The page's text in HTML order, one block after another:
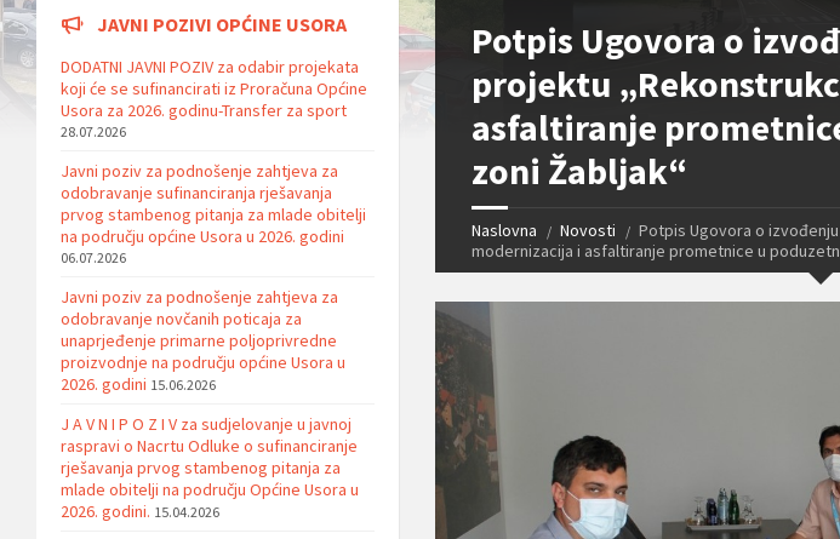
Potpis Ugovora o
projektu
asfaltiranje
zoni Žabljak“
Naslovna Novosti
Potpis Ugovora o
modernizacija i asfaltiranje prometnice u
JAVNI POZIVI OPĆINE USORA
DODATNI JAVNI POZIV za odabir projekata
koji će se sufinancirati iz Proračuna Općine
Usora za 2026. godinu-Transfer za sport
28.07.2026
Javni poziv za podnošenje zahtjeva za
odobravanje sufinanciranja rješavanja
prvog stambenog pitanja za mlade obitelji
na području općine Usora u 2026. godini
06.07.2026
Javni poziv za podnošenje zahtjeva za
odobravanje novčanih poticaja za
unaprjeđenje primarne poljoprivredne
proizvodnje na području općine Usora u
2026. godini 15.06.2026
J A V N I P O Z I V za sudjelovanje u javnoj
raspravi o Nacrtu Odluke o sufinanciranje
rješavanja prvog stambenog pitanja za
mlade obitelji na području Općine Usora u
2026. godini. 15.04.2026